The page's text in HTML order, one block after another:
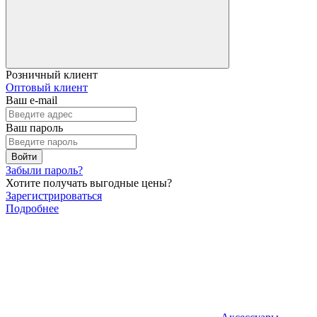
Розничный клиент
Оптовый клиент
Ваш e-mail
Ваш пароль
Войти
Забыли пароль?
Хотите получать выгодные цены?
Зарегистрироваться
Подробнее